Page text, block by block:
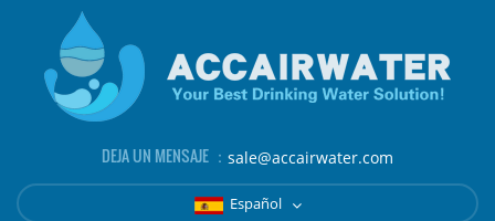
DEJA UN MENSAJE ： sale@accairwater.com
Español